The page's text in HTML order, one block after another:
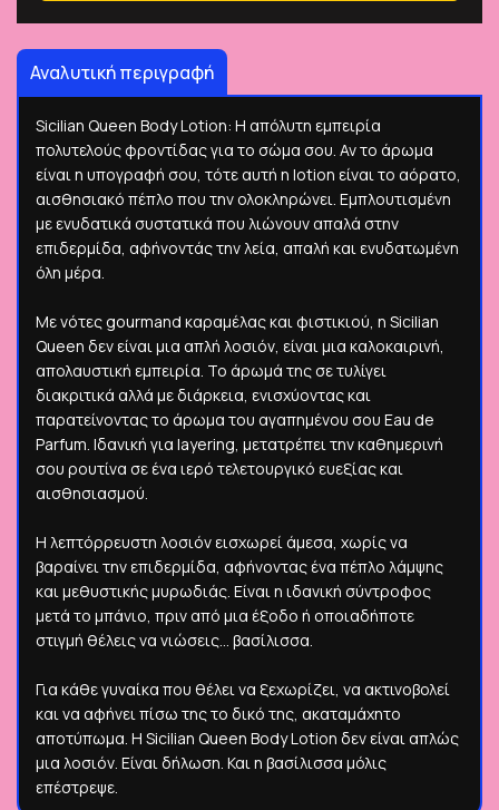
Αναλυτική περιγραφή
Sicilian Queen Body Lotion: Η απόλυτη εμπειρία
πολυτελούς φροντίδας για το σώμα σου. Αν το άρωμα
είναι η υπογραφή σου, τότε αυτή η lotion είναι το αόρατο,
αισθησιακό πέπλο που την ολοκληρώνει. Εμπλουτισμένη
με ενυδατικά συστατικά που λιώνουν απαλά στην
επιδερμίδα, αφήνοντάς την λεία, απαλή και ενυδατωμένη
όλη μέρα.
Με νότες gourmand καραμέλας και φιστικιού, η Sicilian
Queen δεν είναι μια απλή λοσιόν, είναι μια καλοκαιρινή,
απολαυστική εμπειρία. Το άρωμά της σε τυλίγει
διακριτικά αλλά με διάρκεια, ενισχύοντας και
παρατείνοντας το άρωμα του αγαπημένου σου Eau de
Parfum. Ιδανική για layering, μετατρέπει την καθημερινή
σου ρουτίνα σε ένα ιερό τελετουργικό ευεξίας και
αισθησιασμού.
Η λεπτόρρευστη λοσιόν εισχωρεί άμεσα, χωρίς να
βαραίνει την επιδερμίδα, αφήνοντας ένα πέπλο λάμψης
και μεθυστικής μυρωδιάς. Είναι η ιδανική σύντροφος
μετά το μπάνιο, πριν από μια έξοδο ή οποιαδήποτε
στιγμή θέλεις να νιώσεις... βασίλισσα.
Για κάθε γυναίκα που θέλει να ξεχωρίζει, να ακτινοβολεί
και να αφήνει πίσω της το δικό της, ακαταμάχητο
αποτύπωμα. Η Sicilian Queen Body Lotion δεν είναι απλώς
μια λοσιόν. Είναι δήλωση. Και η βασίλισσα μόλις
επέστρεψε.